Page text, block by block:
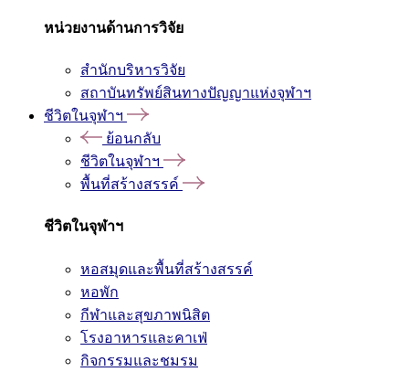
หน่วยงานด้านการวิจัย
สำนักบริหารวิจัย
สถาบันทรัพย์สินทางปัญญาแห่งจุฬาฯ
ชีวิตในจุฬาฯ
ย้อนกลับ
ชีวิตในจุฬาฯ
พื้นที่สร้างสรรค์
ชีวิตในจุฬาฯ
หอสมุดและพื้นที่สร้างสรรค์
หอพัก
กีฬาและสุขภาพนิสิต
โรงอาหารและคาเฟ่
กิจกรรมและชมรม